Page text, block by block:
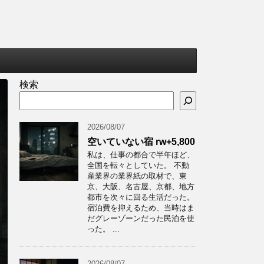
検索
2026/08/07
空いていない宿 rw+5,800
私は、仕事の都合で半年ほど、
全国を転々としていた。 不動
産業界の業界紙の取材で、東
京、大阪、名古屋、京都、地方
都市を次々に回る生活だった。
宿泊費を抑えるため、当時はま
だグレーゾーンだった民泊を使
った。 ...